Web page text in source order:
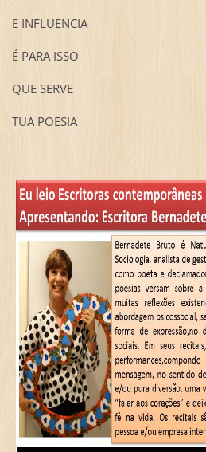
E INFLUENCIA
É PARA ISSO
QUE SERVE
TUA POESIA